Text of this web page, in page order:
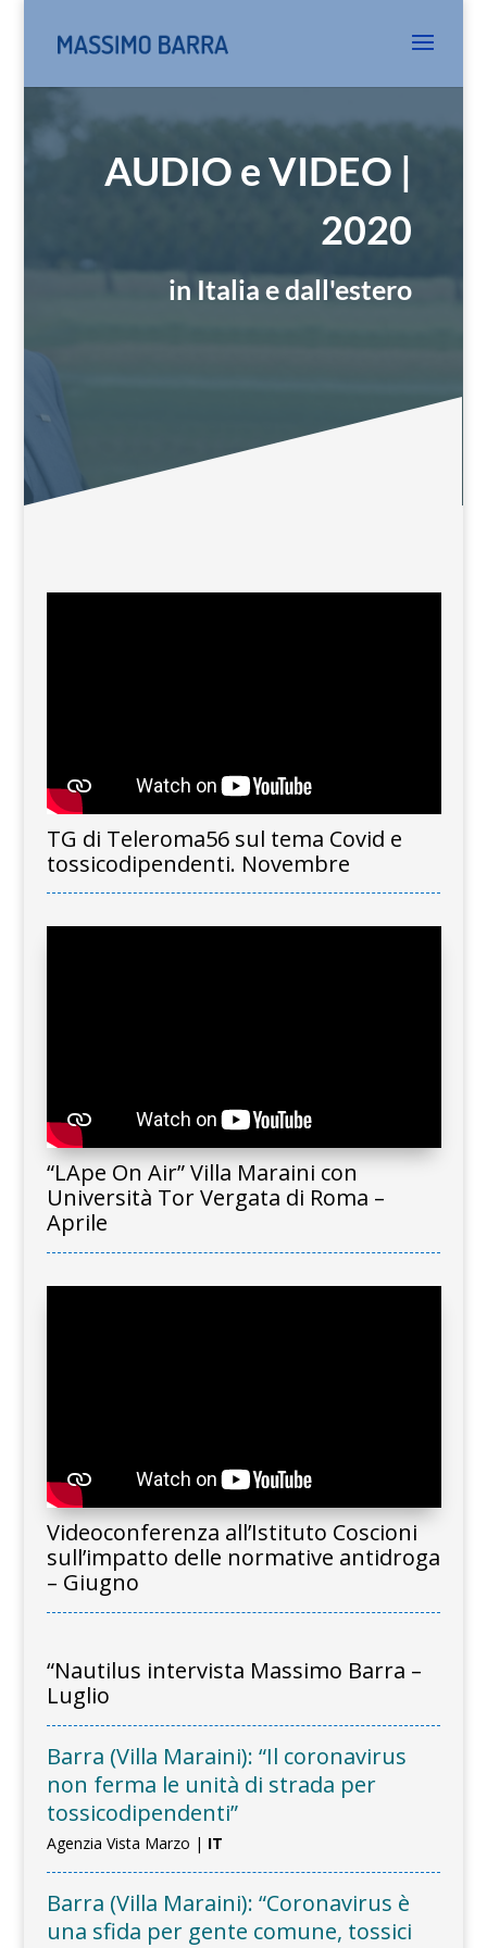
AUDIO e VIDEO |
2020
in Italia e dall'estero
TG di Teleroma56 sul tema Covid e
tossicodipendenti. Novembre
“LApe On Air” Villa Maraini con
Università Tor Vergata di Roma –
Aprile
Videoconferenza all’Istituto Coscioni
sull’impatto delle normative antidroga
– Giugno
“Nautilus intervista Massimo Barra –
Luglio
Barra (Villa Maraini): “Il coronavirus
non ferma le unità di strada per
tossicodipendenti”
Agenzia Vista Marzo | IT
Barra (Villa Maraini): “Coronavirus è
una sfida per gente comune, tossici